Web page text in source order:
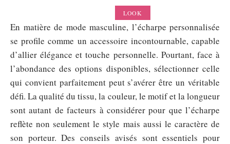
LOOK
En matière de mode masculine, l’écharpe personnalisée
se profile comme un accessoire incontournable, capable
d’allier élégance et touche personnelle. Pourtant, face à
l’abondance des options disponibles, sélectionner celle
qui convient parfaitement peut s’avérer être un véritable
défi. La qualité du tissu, la couleur, le motif et la longueur
sont autant de facteurs à considérer pour que l’écharpe
reflète non seulement le style mais aussi le caractère de
son porteur. Des conseils avisés sont essentiels pour